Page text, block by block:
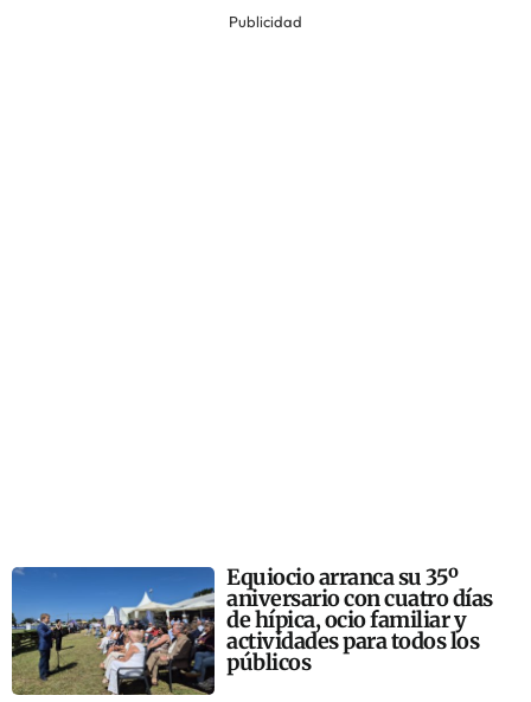
Publicidad
Equiocio arranca su 35º
aniversario con cuatro días
de hípica, ocio familiar y
actividades para todos los
públicos